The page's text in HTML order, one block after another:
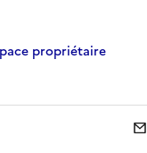
propriétaire